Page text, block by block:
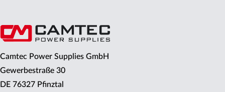
Camtec Power Supplies GmbH
Gewerbestraße 30
DE 76327 Pfinztal